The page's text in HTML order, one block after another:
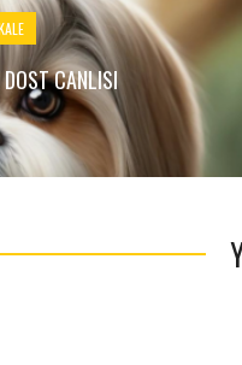
CANLISI